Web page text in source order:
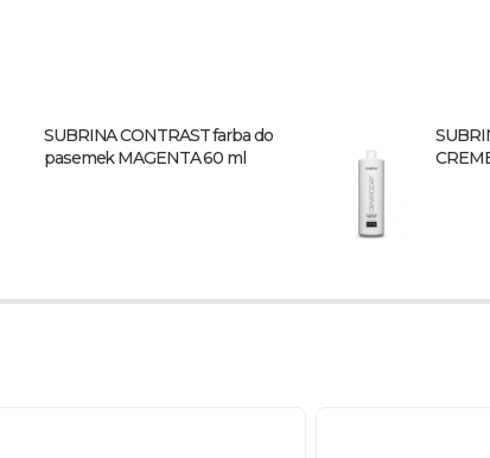
SUBRINA CONTRAST farba do
pasemek MAGENTA 60 ml